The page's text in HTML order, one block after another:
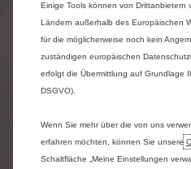
CustomFit liefert
Fahrzeuglösungen, die
Unternehmens abgestimmt
Personen oder
Flotte wird sicher, effizient
Einige Tools können von Drittanbietern
Ländern außerhalb des Europäischen
für die möglicherweise noch kein
zuständigen europäischen
erfolgt die Übermittlung auf Grundlage
DSGVO).
Wenn Sie mehr über die von uns
erfahren möchten, können Sie unsere
Schaltfläche „Meine Einstellungen